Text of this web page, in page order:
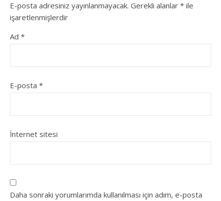
E-posta adresiniz yayınlanmayacak. Gerekli alanlar * ile
işaretlenmişlerdir
Ad *
E-posta *
İnternet sitesi
Daha sonraki yorumlarımda kullanılması için adım, e-posta